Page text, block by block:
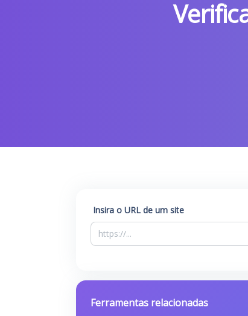
Insira o URL de um site
Ferramentas relacionadas